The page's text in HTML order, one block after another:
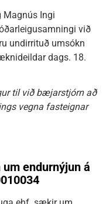
Magnús Ingi
við
undirrituð umsókn
dags. 18.
til við bæjarstjórn að
vegna fasteignar
endurnýjun á